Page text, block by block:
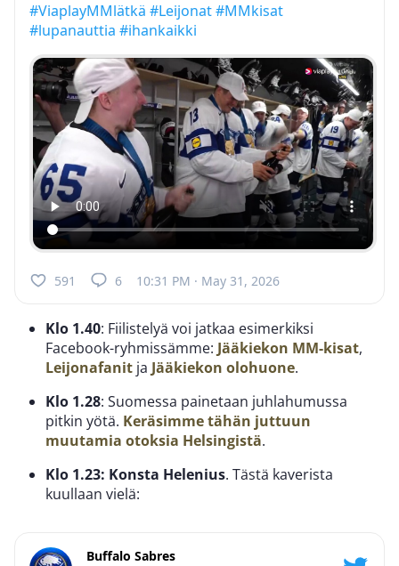
#ViaplayMMlätkä #Leijonat#MMkisat
#lupanauttia #ihankaikki
591 6 10:31 PM · May 31, 2026
Klo 1.40: Fiilistelyä voi jatkaa esimerkiksi
Facebook-ryhmissämme: Jääkiekon MM-kisat,
Leijonafanit ja Jääkiekon olohuone.
Klo 1.28: Suomessa painetaan juhlahumussa
pitkin yötä. Keräsimme tähän juttuun
muutamia otoksia Helsingistä.
Klo 1.23: Konsta Helenius. Tästä kaverista
kuullaan vielä:
Buffalo Sabres